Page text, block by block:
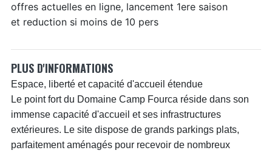
offres actuelles en ligne, lancement 1ere saison
et reduction si moins de 10 pers
PLUS D'INFORMATIONS
Espace, liberté et capacité d'accueil étendue
Le point fort du Domaine Camp Fourca réside dans son
immense capacité d'accueil et ses infrastructures
extérieures. Le site dispose de grands parkings plats,
parfaitement aménagés pour recevoir de nombreux